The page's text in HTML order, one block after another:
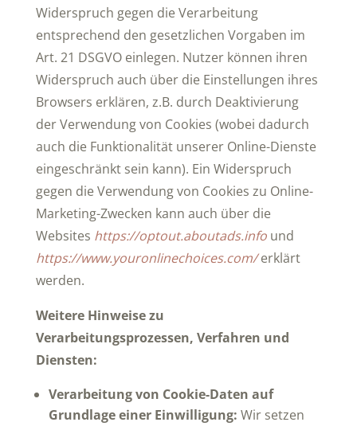
Widerspruch gegen die Verarbeitung
entsprechend den gesetzlichen Vorgaben im
Art. 21 DSGVO einlegen. Nutzer können ihren
Widerspruch auch über die Einstellungen ihres
Browsers erklären, z.B. durch Deaktivierung
der Verwendung von Cookies (wobei dadurch
auch die Funktionalität unserer Online-Dienste
eingeschränkt sein kann). Ein Widerspruch
gegen die Verwendung von Cookies zu Online-
Marketing-Zwecken kann auch über die
Websites https://optout.aboutads.infound
https://www.youronlinechoices.com/erklärt
werden.
Weitere Hinweise zu
Verarbeitungsprozessen, Verfahren und
Diensten:
Verarbeitung von Cookie-Daten auf
Grundlage einer Einwilligung: Wir setzen